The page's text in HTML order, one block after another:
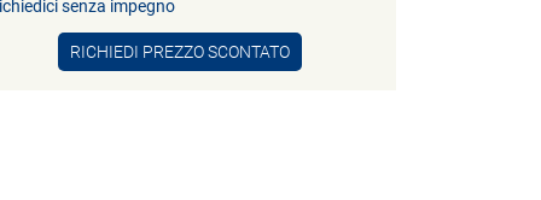
senza impegno
RICHIEDI PREZZO SCONTATO